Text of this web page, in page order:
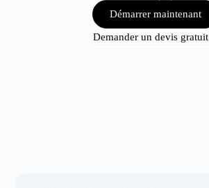
Démarrer maintenant
Demander un devis gratuit